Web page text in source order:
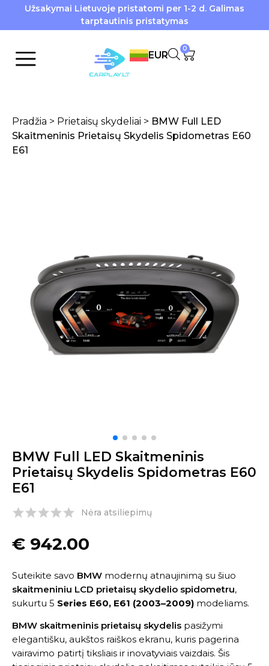
Užsakymai Lietuvoje pristatomi per 1-2 d. Galimas
tarptautinis pristatymas
EUR
0
Pradžia > Prietaisų skydeliai > BMW Full LED
Skaitmeninis Prietaisų Skydelis Spidometras E60
E61
BMW Full LED Skaitmeninis
Prietaisų Skydelis Spidometras E60
E61
Nėra atsiliepimų
€ 942.00
Suteikite savo BMW modernų atnaujinimą su šiuo
skaitmeniniu LCD prietaisų skydelio spidometru,
sukurtu 5 Series E60, E61 (2003–2009) modeliams.
BMW skaitmeninis prietaisų skydelis pasižymi
elegantišku, aukštos raiškos ekranu, kuris pagerina
vairavimo patirtį tiksliais ir inovatyviais vaizdais. Šis